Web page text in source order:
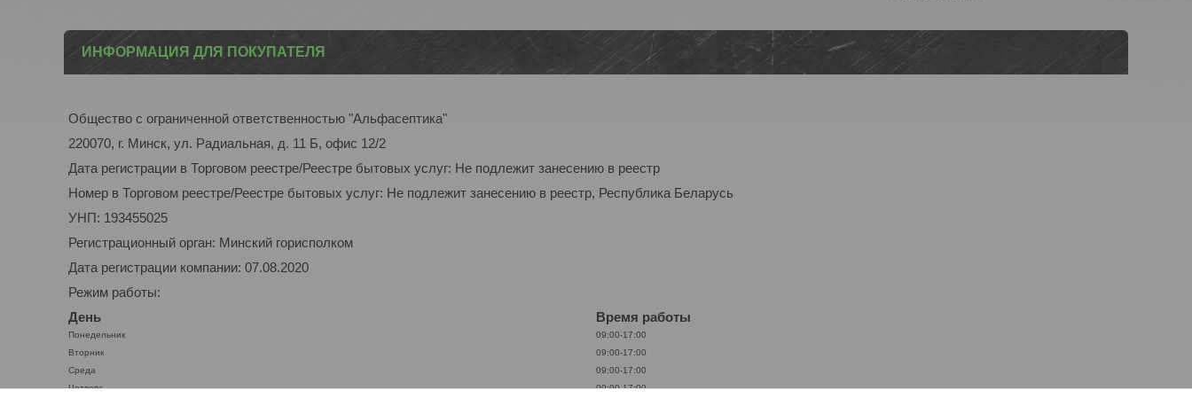
ИНФОРМАЦИЯ ДЛЯ ПОКУПАТЕЛЯ
Общество с ограниченной ответственностью "Альфасептика"
220070, г. Минск, ул. Радиальная, д. 11 Б, офис 12/2
Дата регистрации в Торговом реестре/Реестре бытовых услуг: Не подлежит занесению в реестр
Номер в Торговом реестре/Реестре бытовых услуг: Не подлежит занесению в реестр, Республика Беларусь
УНП: 193455025
Регистрационный орган: Минский горисполком
Дата регистрации компании: 07.08.2020
Режим работы:
День
Время работы
Понедельник
09:00-17:00
Вторник
09:00-17:00
Среда
09:00-17:00
Четверг
09:00-17:00